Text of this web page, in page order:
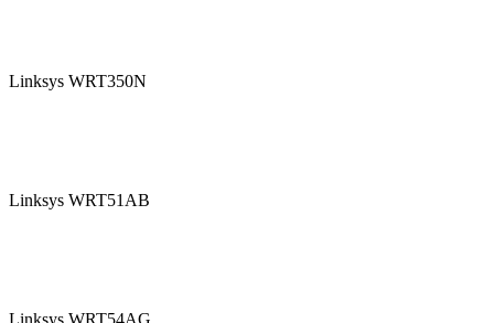
Linksys WRT350N
Linksys WRT51AB
Linksys WRT54AG